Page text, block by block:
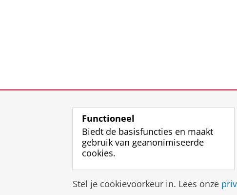
Functioneel
Biedt de basisfuncties en maakt
gebruik van geanonimiseerde
cookies.
Stel je cookievoorkeur in. Lees onze